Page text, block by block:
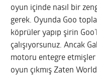
oyun içinde nasıl bir
gerek. Oyunda Goo
köprüler yapıp şirin
çalışıyorsunuz. Ancak
motoru entegre
oyun çıkmış Zaten